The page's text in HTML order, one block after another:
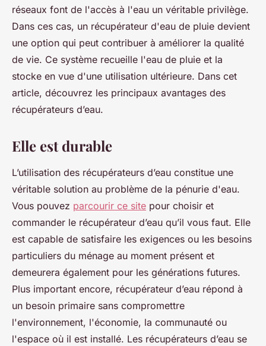
réseaux font de l'accès à l'eau un véritable privilège.
Dans ces cas, un récupérateur d'eau de pluie devient
une option qui peut contribuer à améliorer la qualité
de vie. Ce système recueille l'eau de pluie et la
stocke en vue d'une utilisation ultérieure. Dans cet
article, découvrez les principaux avantages des
récupérateurs d’eau.
Elle est durable
L’utilisation des récupérateurs d’eau constitue une
véritable solution au problème de la pénurie d'eau.
Vous pouvez parcourir ce site pour choisir et
commander le récupérateur d’eau qu’il vous faut. Elle
est capable de satisfaire les exigences ou les besoins
particuliers du ménage au moment présent et
demeurera également pour les générations futures.
Plus important encore, récupérateur d’eau répond à
un besoin primaire sans compromettre
l'environnement, l'économie, la communauté ou
l'espace où il est installé. Les récupérateurs d’eau se